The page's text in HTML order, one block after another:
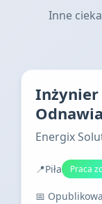
Inne
Inżynier
Energix
📍Piła Praca
📅